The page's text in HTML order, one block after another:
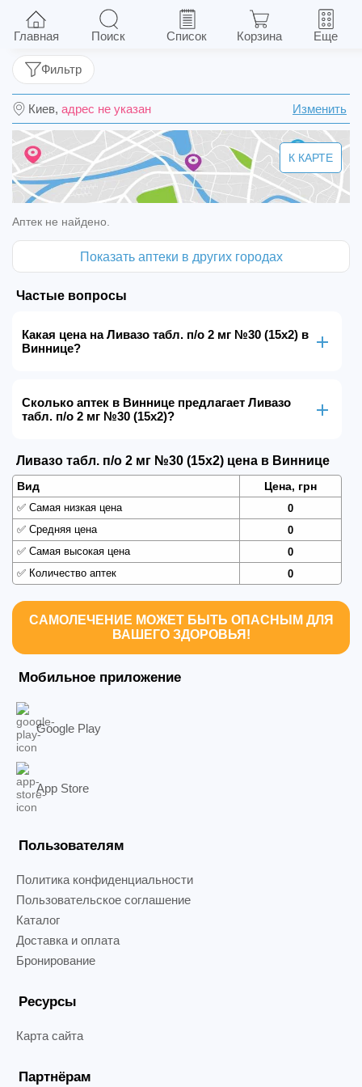
Ливазо табл. п/о 2 мг №30 (15х2)
Киев, адрес не указан Изменить
Фильтр
К КАРТЕ
Аптек не найдено.
Показать аптеки в других городах
Частые вопросы
Какая цена на Ливазо табл. п/о 2 мг №30 (15х2) в
Виннице?
Сколько аптек в Виннице предлагает Ливазо
табл. п/о 2 мг №30 (15х2)?
Ливазо табл. п/о 2 мг №30 (15х2) цена в Виннице
Вид Цена, грн
✅ Самая низкая цена
0
✅ Средняя цена
0
✅ Самая высокая цена
0
✅ Количество аптек 0
САМОЛЕЧЕНИЕ МОЖЕТ БЫТЬ ОПАСНЫМ ДЛЯ
ВАШЕГО ЗДОРОВЬЯ!
Мобильное приложение
Google Play
App Store
Пользователям
Политика конфиденциальности
Пользовательское соглашение
Каталог
Доставка и оплата
Бронирование
Ресурсы
Карта сайта
Партнёрам
Главная Поиск Список Корзина Еще